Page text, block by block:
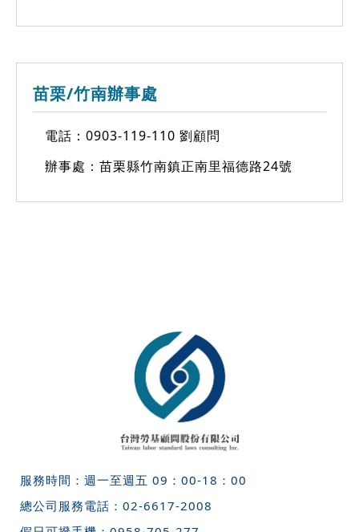
苗栗/竹南辦事處
電話： 0903-119-110 劉顧問
辦事處：苗栗縣竹南鎮正南里福德路24號
服務時間：週一至週五 09：00-18：00
總公司服務電話： 02-6617-2008